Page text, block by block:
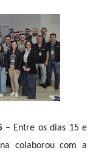
– Entre os dias 15 e
colaborou com a